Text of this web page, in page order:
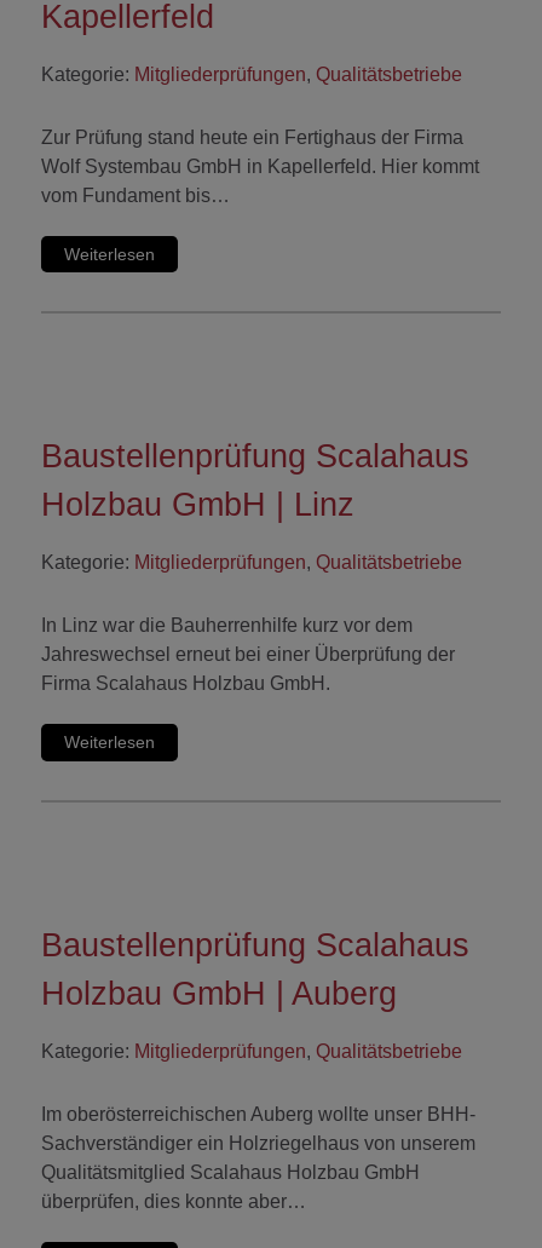
Kapellerfeld
Kategorie: Mitgliederprüfungen, Qualitätsbetriebe
Zur Prüfung stand heute ein Fertighaus der Firma
Wolf Systembau GmbH in Kapellerfeld. Hier kommt
vom Fundament bis…
Weiterlesen
Baustellenprüfung Scalahaus
Holzbau GmbH | Linz
Kategorie: Mitgliederprüfungen, Qualitätsbetriebe
In Linz war die Bauherrenhilfe kurz vor dem
Jahreswechsel erneut bei einer Überprüfung der
Firma Scalahaus Holzbau GmbH.
Weiterlesen
Baustellenprüfung Scalahaus
Holzbau GmbH | Auberg
Kategorie: Mitgliederprüfungen, Qualitätsbetriebe
Im oberösterreichischen Auberg wollte unser BHH-
Sachverständiger ein Holzriegelhaus von unserem
Qualitätsmitglied Scalahaus Holzbau GmbH
überprüfen, dies konnte aber…